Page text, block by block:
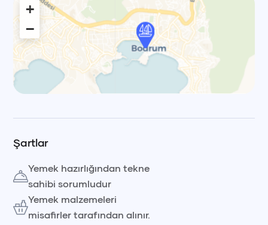
+
−
Şartlar
Yemek hazırlığından tekne
sahibi sorumludur
Yemek malzemeleri
misafirler tarafından alınır.